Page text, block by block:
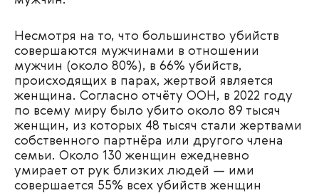
Несмотря на то, что большинство убийств
совершаются мужчинами в отношении
мужчин (около 80%), в 66% убийств,
происходящих в парах, жертвой является
женщина. Согласно отчёту ООН, в 2022 году
по всему миру было убито около 89 тысяч
женщин, из которых 48 тысяч стали жертвами
собственного партнёра или другого члена
семьи. Около 130 женщин ежедневно
умирает от рук близких людей — ими
совершается 55% всех убийств женщин